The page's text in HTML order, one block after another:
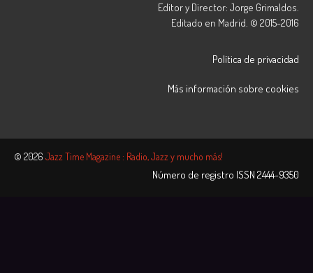
Editor y Director: Jorge Grimaldos.
Editado en Madrid. © 2015-2016
Política de privacidad
Más información sobre cookies
© 2026 Jazz Time Magazine : Radio, Jazz y mucho más!
Número de registro ISSN 2444-9350